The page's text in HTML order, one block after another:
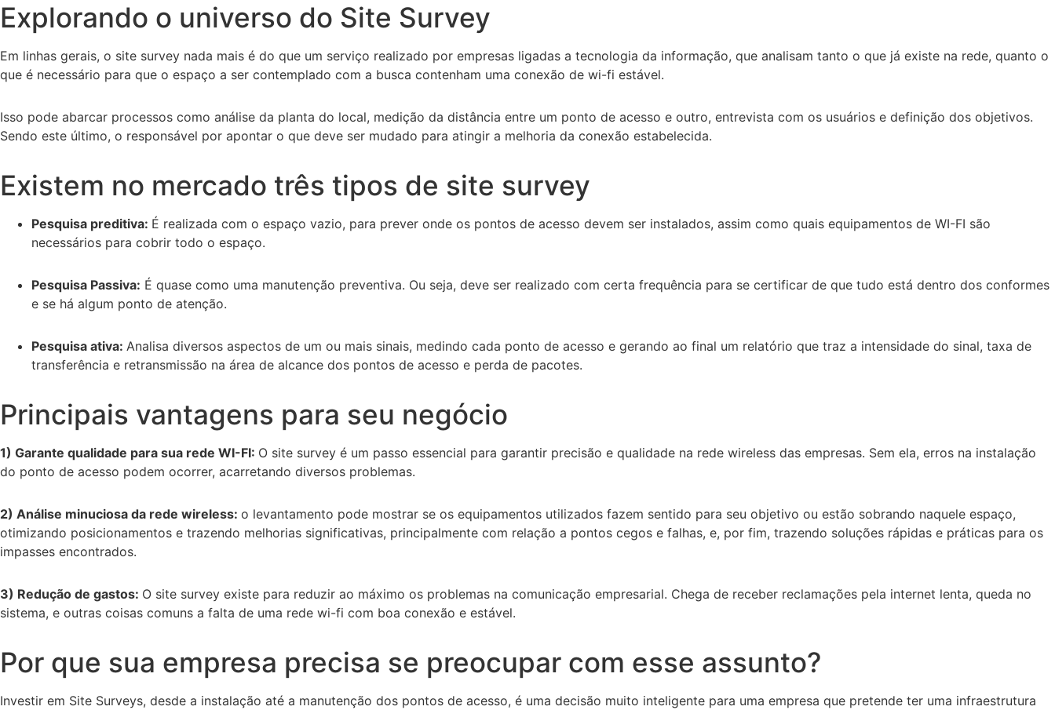
Explorando o universo do Site Survey
Em linhas gerais, o site survey nada mais é do que um serviço realizado por empresas ligadas a tecnologia da informação, que analisam tanto o que já existe na rede, quanto o
que é necessário para que o espaço a ser contemplado com a busca contenham uma conexão de wi-fi estável.
Isso pode abarcar processos como análise da planta do local, medição da distância entre um ponto de acesso e outro, entrevista com os usuários e definição dos objetivos.
Sendo este último, o responsável por apontar o que deve ser mudado para atingir a melhoria da conexão estabelecida.
Existem no mercado três tipos de site survey
Pesquisa preditiva: É realizada com o espaço vazio, para prever onde os pontos de acesso devem ser instalados, assim como quais equipamentos de WI-FI são
necessários para cobrir todo o espaço.
Pesquisa Passiva: É quase como uma manutenção preventiva. Ou seja, deve ser realizado com certa frequência para se certificar de que tudo está dentro dos conformes
e se há algum ponto de atenção.
Pesquisa ativa: Analisa diversos aspectos de um ou mais sinais, medindo cada ponto de acesso e gerando ao final um relatório que traz a intensidade do sinal, taxa de
transferência e retransmissão na área de alcance dos pontos de acesso e perda de pacotes.
Principais vantagens para seu negócio
1) Garante qualidade para sua rede WI-FI: O site survey é um passo essencial para garantir precisão e qualidade na rede wireless das empresas. Sem ela, erros na instalação
do ponto de acesso podem ocorrer, acarretando diversos problemas.
2) Análise minuciosa da rede wireless: o levantamento pode mostrar se os equipamentos utilizados fazem sentido para seu objetivo ou estão sobrando naquele espaço,
otimizando posicionamentos e trazendo melhorias significativas, principalmente com relação a pontos cegos e falhas, e, por fim, trazendo soluções rápidas e práticas para os
impasses encontrados.
3) Redução de gastos: O site survey existe para reduzir ao máximo os problemas na comunicação empresarial. Chega de receber reclamações pela internet lenta, queda no
sistema, e outras coisas comuns a falta de uma rede wi-fi com boa conexão e estável.
Por que sua empresa precisa se preocupar com esse assunto?
Investir em Site Surveys, desde a instalação até a manutenção dos pontos de acesso, é uma decisão muito inteligente para uma empresa que pretende ter uma infraestrutura